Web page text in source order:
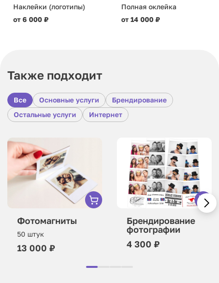
Наклейки (логотипы)
от 6 000 ₽
Полная оклейка
от 14 000 ₽
Также подходит
Все Основные услуги
Брендирование
Остальные услуги
Интернет
Фотомагниты
50 штук
13 000 ₽
Брендирование
фотографии
4 300 ₽